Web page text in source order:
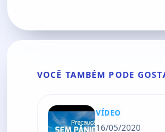
VOCÊ TAMBÉM PODE
VÍDEO
16/05/2020